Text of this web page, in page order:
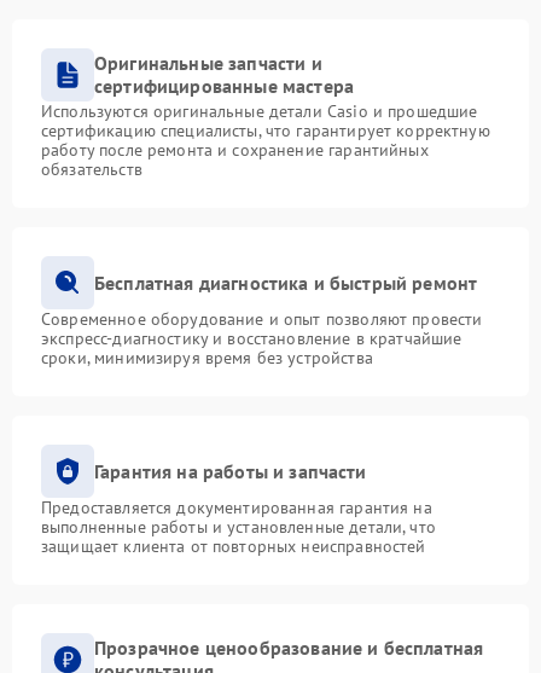
Оригинальные запчасти и
сертифицированные мастера
Используются оригинальные детали Casio и прошедшие
сертификацию специалисты, что гарантирует корректную
работу после ремонта и сохранение гарантийных
обязательств
Бесплатная диагностика и быстрый ремонт
Современное оборудование и опыт позволяют провести
экспресс-диагностику и восстановление в кратчайшие
сроки, минимизируя время без устройства
Гарантия на работы и запчасти
Предоставляется документированная гарантия на
выполненные работы и установленные детали, что
защищает клиента от повторных неисправностей
Прозрачное ценообразование и бесплатная